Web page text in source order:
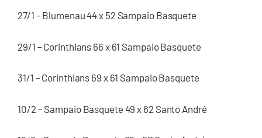
27/1 – Blumenau 44 x 52 Sampaio Basquete
29/1 – Corinthians 66 x 61 Sampaio Basquete
31/1 – Corinthians 69 x 61 Sampaio Basquete
10/2 – Sampaio Basquete 49 x 62 Santo André